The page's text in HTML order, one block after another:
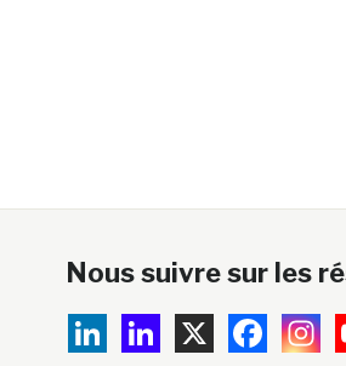
Nous suivre sur les